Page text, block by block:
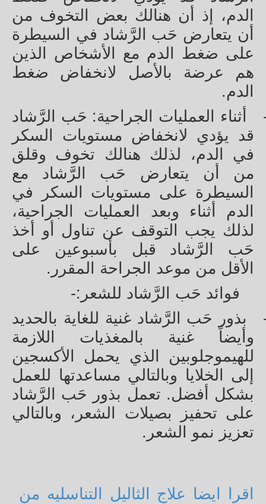
الدم، إذ أن هنالك بعض التخوف من
أن يتعارض حَب الرَّشاد في السيطرة
على ضغط الدم مع الأشخاص الذين
هم عرضة بالأصل لانخفاض ضغط
الدم.
أثناء العمليات الجراحية: حَب الرَّشاد
قد يؤدي لانخفاض مستويات السكر
في الدم، لذلك هنالك تخوف وقلق
من أن يتعارض حَب الرَّشاد مع
السيطرة على مستويات السكر في
الدم أثناء وبعد العمليات الجراحية،
لذلك يجب التوقف عن تناول أو أخذ
حَب الرَّشاد قبل بأسبوعين على
الأقل من موعد الجراحة المقرر.
فوائد حَب الرَّشاد للشعر:-
بذور حَب الرَّشاد غنية للغاية بالحديد
وأيضاً غنية بالمغذيات اللازمة
للهيموجلوبين الذي يحمل الأكسجين
إلى الخلايا وبالتالي مساعدتها للعمل
بشكل أفضل. تعمل بذور حَب الرَّشاد
على تحفيز بصيلات الشعر، وبالتالي
تعزيز نمو الشعر .